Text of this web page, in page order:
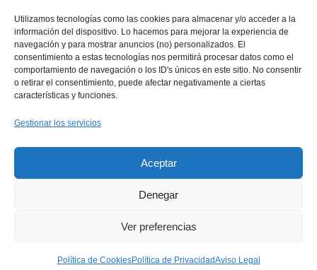
Utilizamos tecnologías como las cookies para almacenar y/o acceder a la
información del dispositivo. Lo hacemos para mejorar la experiencia de
navegación y para mostrar anuncios (no) personalizados. El
consentimiento a estas tecnologías nos permitirá procesar datos como el
comportamiento de navegación o los ID's únicos en este sitio. No consentir
o retirar el consentimiento, puede afectar negativamente a ciertas
características y funciones.
Gestionar los servicios
Aceptar
Denegar
Ver preferencias
Política de CookiesPolítica de PrivacidadAviso Legal
Entradas recientes
Qué ventajas tienen las placas solares en estaciones de
telecomunicaciones remotas
Placas solares en drones: aplicaciones y beneficios
Aviso Legal
| Funciona gracias aWordPress
Optimized by Seraphinite Accelerator